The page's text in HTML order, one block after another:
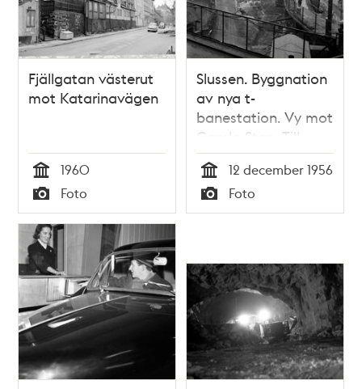
Fjällgatan västerut
mot Katarinavägen
Tid
1960
Typ
Foto
Slussen. Byggnation
av nya t-
banestation. Vy mot
Gamla Stan. Till
höger
Katarinavägen och
till vänster
Ryssgården
Tid
12 december 1956
Typ
Foto